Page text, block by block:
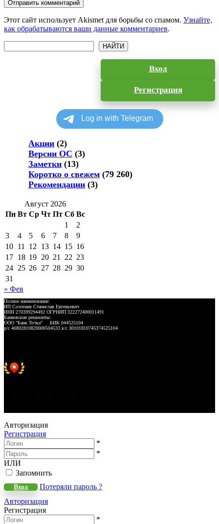
Отправить комментарий
Этот сайт использует Akismet для борьбы со спамом. Узнайте,
как обрабатываются ваши данные комментариев.
НАЙТИ
Вход
Регистрация
Акции (2)
Версии ОС (3)
Заметки (13)
Коротко о свежем (79 260)
Рекомендации (3)
Август 2026
Пн Вт Ср Чт Пт Сб Вс
1
2
3
4 5 6 7 8
9
10 11 12 13 14 15 16
17 18 19 20 21 22 23
24 25 26 27 28 29 30
31
« Фев
Полное наименование:
ИП Солопаев Станислав Евгеньевич
ИНН 270399294492 ОГРНИП 322272400011491
Банковские реквизиты:
ООО "Банк Точка" БИК 044525104
р/с 40802810820000504533 к/с 30101810745374525104
Авторизация
Регистрация
*
*
ИЛИ
Запомнить
Вход
Потеряли пароль ?
Авторизация
Регистрация
*